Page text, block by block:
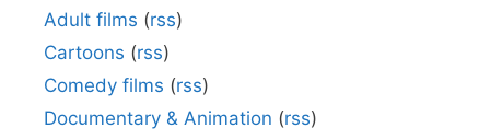
Adult films (rss)
Cartoons (rss)
Comedy films (rss)
Documentary & Animation (rss)